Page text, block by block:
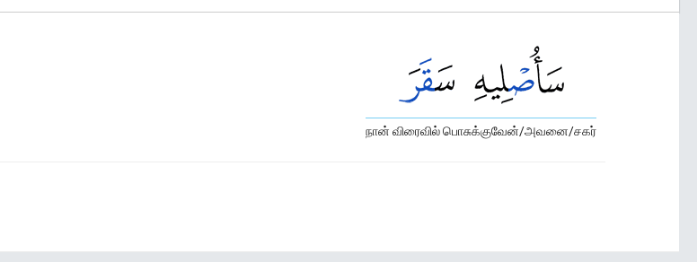
நான் விரைவில் பொசுக்குவேன்/அவனை/சகர்